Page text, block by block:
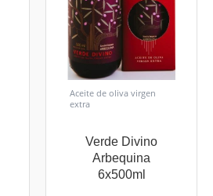
Aceite de oliva virgen
extra
Verde Divino
Arbequina
6x500ml